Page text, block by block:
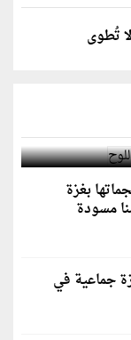
تُطوى
اللوح
بغزة
مسودة
جماعية في